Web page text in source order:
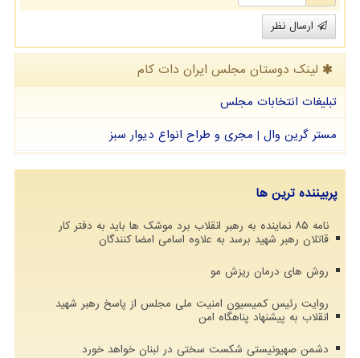
ارسال نظر
لینک دوستان مجلس ایران دات كام
تبلیغات انتخابات مجلس
مستر گرین وال | مجری و طراح انواع دیوار سبز
پربیننده ترین ها
نامه ۸۵ نماینده به رهبر انقلاب برد موشک ها باید به دفتر کار
قاتلان رهبر شهید برسد به علاوه اسامی امضا کنندگان
روش های درمان ریزش مو
روایت رئیس کمیسیون امنیت ملی مجلس از پاسخ رهبر شهید
انقلاب به پیشنهاد پناهگاه امن
دشمن صهیونیستی شکست سختی در لبنان خواهد خورد